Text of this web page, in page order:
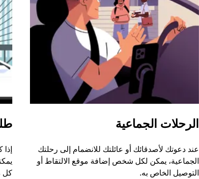
الرحلات الجماعية
عند دعوتك لأصدقائك أو عائلتك للانضمام إلى رحلتك
الجماعية، يمكن لكل شخص إضافة موقع الالتقاط أو
التوصيل الخاص به.
كل